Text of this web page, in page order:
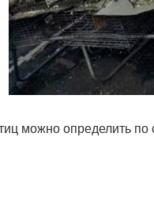
можно определить